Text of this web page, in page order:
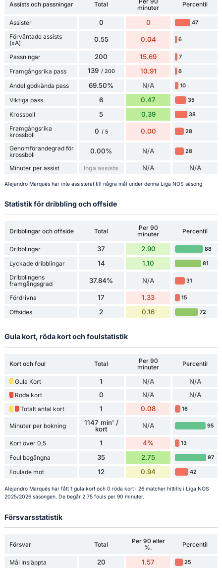
Assists och passningar Total
minuter
Percentil
Assister 0 0 47
Förväntade assists
(xA)
0.55 0.04 6
Passningar 200 15.69 7
Framgångsrika pass 139 / 200 10.91 6
Andel godkända pass 69.50% N/A 10
Viktiga pass 6 0.47 35
Krossboll 5 0.39 38
Framgångsrika
krossboll
0 / 5 0.00 28
Genomförandegrad för
krossboll
0.00% N/A 28
Minuter per assist Inga assists N/A N/A
Alejandro Marqués har inte assisterat till några mål under denna Liga NOS säsong.
Statistik för dribbling och offside
Dribblingar och offside Total
Per 90
minuter
Percentil
Dribblingar 37 2.90 88
Lyckade dribblingar 14 1.10 81
Dribblingens
framgångsgrad
37.84% N/A 31
Fördrivna 17 1.33 15
Offsides 2 0.16 72
Gula kort, röda kort och foulstatistik
Kort och foul Total
Per 90
minuter
Percentil
Gula Kort 1 N/A N/A
Röda kort 0 N/A N/A
Totalt antal kort 1 0.08 16
Minuter per bokning
1147 min' /
kort
N/A 95
Kort över 0,5 1 4% 13
Foul begångna 35 2.75 97
Foulade mot 12 0.94 42
Alejandro Marqués har fått 1 gula kort och 0 röda kort i 26 matcher hittills i Liga NOS
2025/2026 säsongen. De begår 2.75 fouls per 90 minuter.
Försvarsstatistik
Försvar Total
Per 90 eller
%.
Percentil
Mål Insläppta 20 1.57 25